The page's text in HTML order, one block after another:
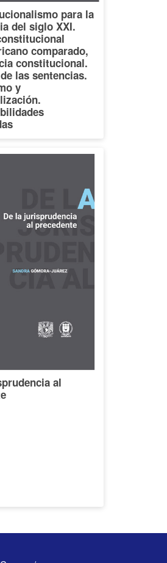
para la
del siglo XXI.
comparado,
constitucional.
las sentencias.
y
al